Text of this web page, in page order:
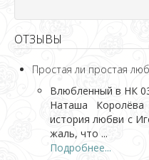
ОТЗЫВЫ
Простая ли простая
Влюбленный в НК
Наташа
история любви с
жаль, что ...
Подробнее...